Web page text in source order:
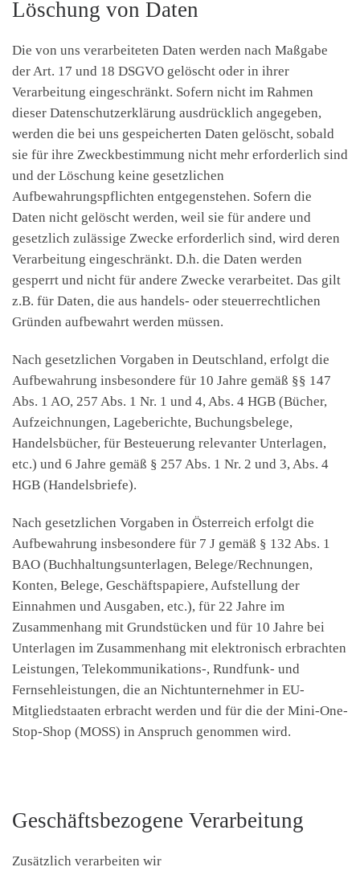
Löschung von Daten
Die von uns verarbeiteten Daten werden nach Maßgabe
der Art. 17 und 18 DSGVO gelöscht oder in ihrer
Verarbeitung eingeschränkt. Sofern nicht im Rahmen
dieser Datenschutzerklärung ausdrücklich angegeben,
werden die bei uns gespeicherten Daten gelöscht, sobald
sie für ihre Zweckbestimmung nicht mehr erforderlich sind
und der Löschung keine gesetzlichen
Aufbewahrungspflichten entgegenstehen. Sofern die
Daten nicht gelöscht werden, weil sie für andere und
gesetzlich zulässige Zwecke erforderlich sind, wird deren
Verarbeitung eingeschränkt. D.h. die Daten werden
gesperrt und nicht für andere Zwecke verarbeitet. Das gilt
z.B. für Daten, die aus handels- oder steuerrechtlichen
Gründen aufbewahrt werden müssen.
Nach gesetzlichen Vorgaben in Deutschland, erfolgt die
Aufbewahrung insbesondere für 10 Jahre gemäß §§ 147
Abs. 1 AO, 257 Abs. 1 Nr. 1 und 4, Abs. 4 HGB (Bücher,
Aufzeichnungen, Lageberichte, Buchungsbelege,
Handelsbücher, für Besteuerung relevanter Unterlagen,
etc.) und 6 Jahre gemäß § 257 Abs. 1 Nr. 2 und 3, Abs. 4
HGB (Handelsbriefe).
Nach gesetzlichen Vorgaben in Österreich erfolgt die
Aufbewahrung insbesondere für 7 J gemäß § 132 Abs. 1
BAO (Buchhaltungsunterlagen, Belege/Rechnungen,
Konten, Belege, Geschäftspapiere, Aufstellung der
Einnahmen und Ausgaben, etc.), für 22 Jahre im
Zusammenhang mit Grundstücken und für 10 Jahre bei
Unterlagen im Zusammenhang mit elektronisch erbrachten
Leistungen, Telekommunikations-, Rundfunk- und
Fernsehleistungen, die an Nichtunternehmer in EU-
Mitgliedstaaten erbracht werden und für die der Mini-One-
Stop-Shop (MOSS) in Anspruch genommen wird.
Geschäftsbezogene Verarbeitung
Zusätzlich verarbeiten wir